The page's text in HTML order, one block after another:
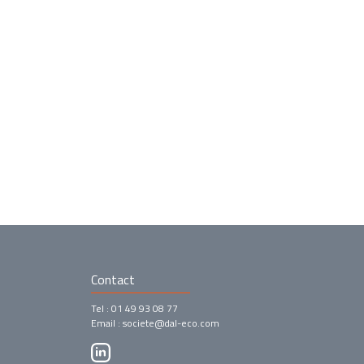
Contact
Tel : 01 49 93 08 77
Email : societe@dal-eco.com